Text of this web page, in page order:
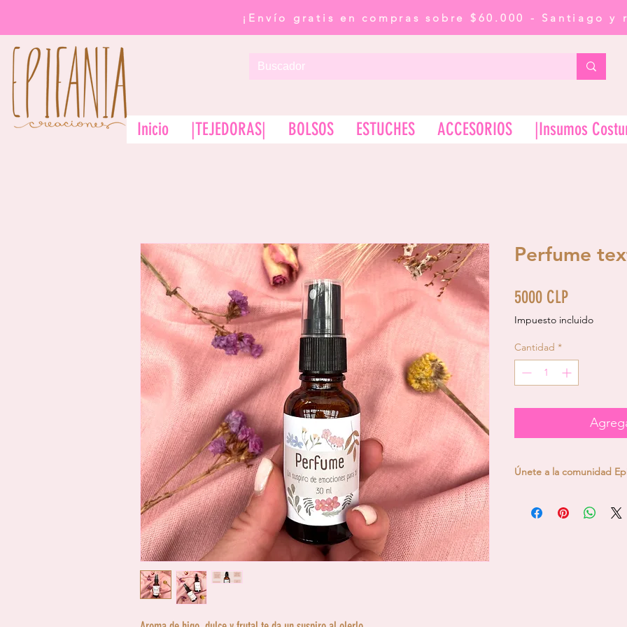
¡Envío gratis en compras sobre $60.000 - Santiago y
Inicio |TEJEDORAS| BOLSOS ESTUCHES ACCESORIOS |Insumos
Perfume
5000 CLPPrecio
Impuesto incluido
Cantidad *
Únete a la comunidad
de laComunidad Epifanía